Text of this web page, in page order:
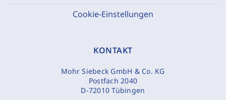
Cookie-Einstellungen
KONTAKT
Mohr Siebeck GmbH & Co. KG
Postfach 2040
D-72010 Tübingen